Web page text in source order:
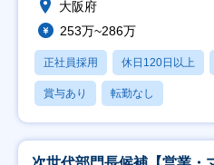
大阪府
253万~286万
正社員採用 休日120日以上
賞与あり 転勤なし